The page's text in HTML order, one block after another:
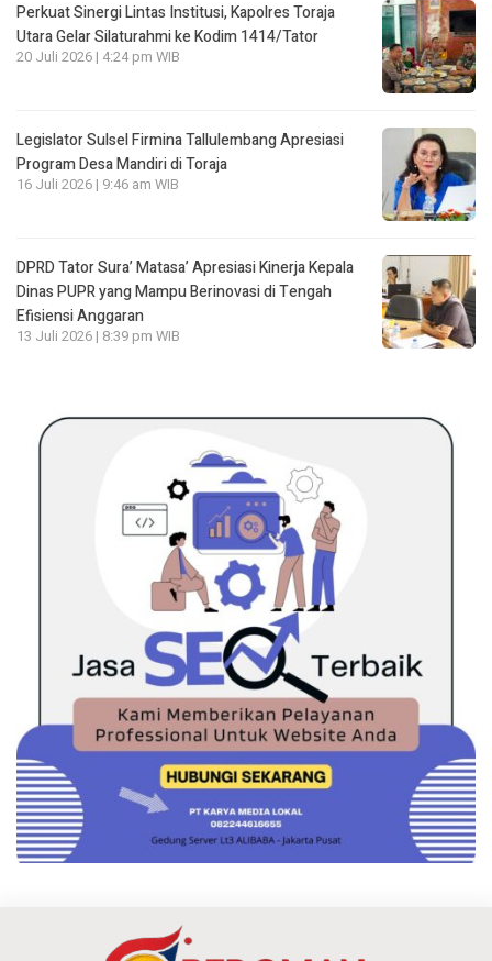
Perkuat Sinergi Lintas Institusi, Kapolres Toraja
Utara Gelar Silaturahmi ke Kodim 1414/Tator
20 Juli 2026 | 4:24 pm WIB
Legislator Sulsel Firmina Tallulembang Apresiasi
Program Desa Mandiri di Toraja
16 Juli 2026 | 9:46 am WIB
DPRD Tator Sura’ Matasa’ Apresiasi Kinerja Kepala
Dinas PUPR yang Mampu Berinovasi di Tengah
Efisiensi Anggaran
13 Juli 2026 | 8:39 pm WIB